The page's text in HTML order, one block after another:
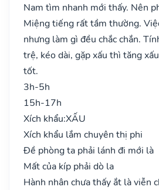
Nam tìm nhanh mới thấy. Nên
Miệng tiếng rất tầm thường.
nhưng làm gì đều chắc chắn.
trệ, kéo dài, gặp xấu thì tăng
tốt.
3h-5h
15h-17h
Xích khẩu:XẤU
Xích khẩu lắm chuyên thị phi
Đề phòng ta phải lánh đi mới là
Mất của kíp phải dò la
Hành nhân chưa thấy ắt là viễn